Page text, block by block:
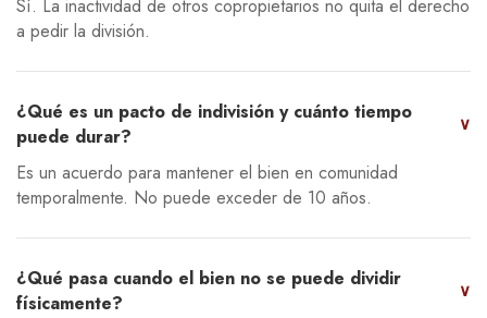
Sí. La inactividad de otros copropietarios no quita el derecho
a pedir la división.
¿Qué es un pacto de indivisión y cuánto tiempo
puede durar?
∨
Es un acuerdo para mantener el bien en comunidad
temporalmente. No puede exceder de 10 años.
¿Qué pasa cuando el bien no se puede dividir
físicamente?
∨